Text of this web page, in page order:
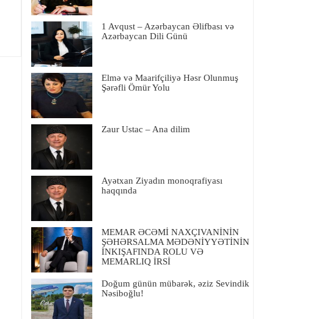
1 Avqust – Azərbaycan Əlifbası və
Azərbaycan Dili Günü
Elmə və Maarifçiliyə Həsr Olunmuş
Şərəfli Ömür Yolu
Zaur Ustac – Ana dilim
Ayətxan Ziyadın monoqrafiyası
haqqında
MEMAR ƏCƏMİ NAXÇIVANİNİN
ŞƏHƏRSALMA MƏDƏNİYYƏTİNİN
İNKIŞAFINDA ROLU VƏ
MEMARLIQ İRSİ
Doğum günün mübarək, əziz Sevindik
Nəsiboğlu!